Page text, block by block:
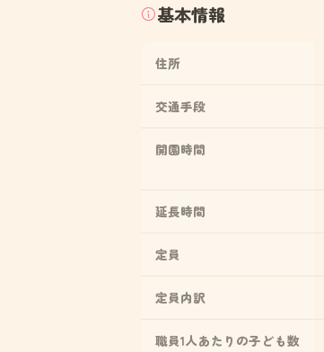
基本情報
住所
交通手段
開園時間
延長時間
定員
定員内訳
職員1人あたりの子ども数